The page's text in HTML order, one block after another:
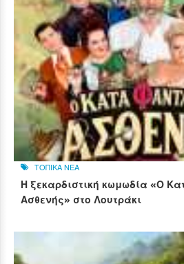
ΤΟΠΙΚΑ ΝΕΑ
Η ξεκαρδιστική κωμωδία «Ο
Ασθενής» στο Λουτράκι